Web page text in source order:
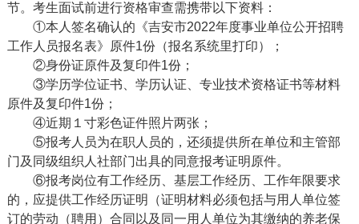
节。考生面试前进行资格审查需携带以下资料：
①本人签名确认的《吉安市2022年度事业单位公开招聘
工作人员报名表》原件1份（报名系统里打印）；
②身份证原件及复印件1份；
③学历学位证书、学历认证、专业技术资格证书等材料
原件及复印件1份；
④近期１寸彩色证件照片两张；
⑤报考人员为在职人员的，还须提供所在单位和主管部
门及同级组织人社部门出具的同意报考证明原件。
⑥报考岗位有工作经历、基层工作经历、工作年限要求
的，应提供工作经历证明（证明材料必须包括与用人单位签
订的劳动（聘用）合同以及同一用人单位为其缴纳的养老保